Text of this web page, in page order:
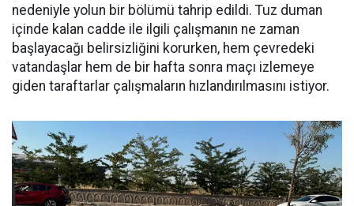
nedeniyle yolun bir bölümü tahrip edildi. Tuz duman
içinde kalan cadde ile ilgili çalışmanın ne zaman
başlayacağı belirsizliğini korurken, hem çevredeki
vatandaşlar hem de bir hafta sonra maçı izlemeye
giden taraftarlar çalışmaların hızlandırılmasını istiyor.